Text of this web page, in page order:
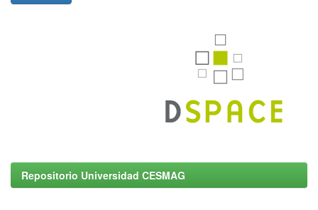
Repositorio Universidad CESMAG